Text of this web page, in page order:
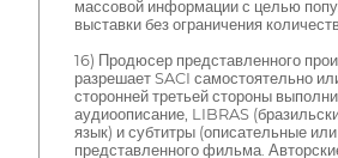
массовой информации с целью
выставки без ограничения
16) Продюсер представленного
разрешает SACI самостоятельно
сторонней третьей стороны
аудиоописание, LIBRAS
язык) и субтитры (описательные или
представленного фильма.